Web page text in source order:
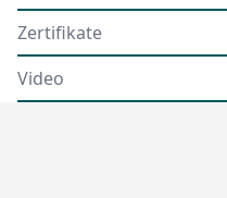
Zertifikate
Video